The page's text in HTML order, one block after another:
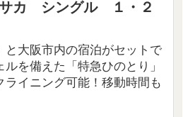
サカ シングル １・２
と大阪市内の宿泊がセットで
を備えた「特急ひのとり」
ライニング可能！移動時間も